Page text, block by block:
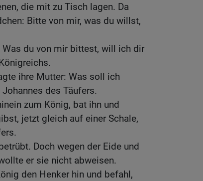
die mit zu Tisch lagen. Da
Bitte von mir, was du willst,
Was du von mir bittest, will ich dir
ihre Mutter: Was soll ich
des Täufers.
zum König, bat ihn und
jetzt gleich auf einer Schale,
Doch wegen der Eide und
er sie nicht abweisen.
den Henker hin und befahl,